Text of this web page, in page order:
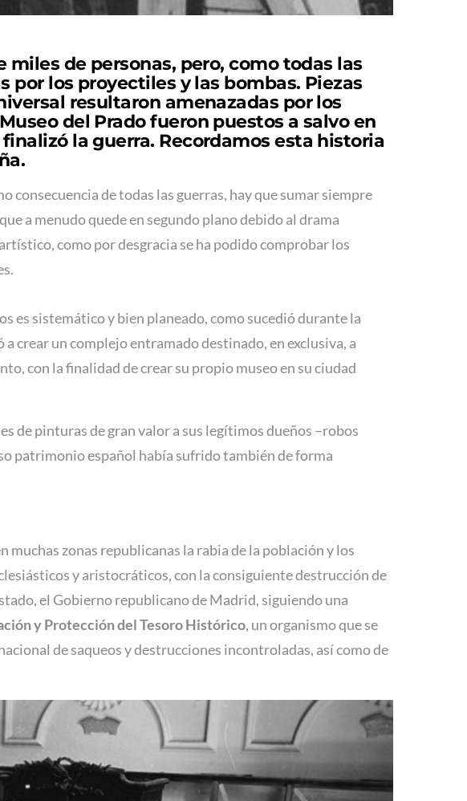
de personas, pero, como todas las
por los proyectiles y las bombas. Piezas
resultaron amenazadas por los
del Prado fueron puestos a salvo en
la guerra. Recordamos esta historia
consecuencia de todas las guerras, hay que sumar siempre
a menudo quede en segundo plano debido al drama
como por desgracia se ha podido comprobar los
es sistemático y bien planeado, como sucedió durante la
a crear un complejo entramado destinado, en exclusiva, a
con la finalidad de crear su propio museo en su ciudad
de pinturas de gran valor a sus legítimos dueños –robos
patrimonio español había sufrido también de forma
zonas republicanas la rabia de la población y los
y aristocráticos, con la consiguiente destrucción de
el Gobierno republicano de Madrid, siguiendo una
y Protección del Tesoro Histórico, un organismo que se
de saqueos y destrucciones incontroladas, así como de